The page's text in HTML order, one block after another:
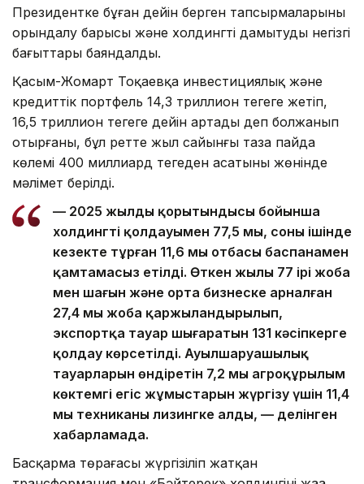
Президентке бұған дейін берген тапсырмаларының
орындалу барысы және холдингті дамытудың негізгі
бағыттары баяндалды.
Қасым-Жомарт Тоқаевқа инвестициялық және
кредиттік портфель 14,3 триллион теңгеге жетіп,
16,5 триллион теңгеге дейін артады деп болжанып
отырғаны, бұл ретте жыл сайынғы таза пайда
көлемі 400 миллиард теңгеден асатыны жөнінде
мәлімет берілді.
— 2025 жылдың қорытындысы бойынша
холдингтің қолдауымен 77,5 мың, соның ішінде
кезекте тұрған 11,6 мың отбасы баспанамен
қамтамасыз етілді. Өткен жылы 77 ірі жоба
мен шағын және орта бизнеске арналған
27,4 мың жоба қаржыландырылып,
экспортқа тауар шығаратын 131 кәсіпкерге
қолдау көрсетілді. Ауылшаруашылық
тауарларын өндіретін 7,2 мың агроқұрылым
көктемгі егіс жұмыстарын жүргізу үшін 11,4
мың техниканы лизингке алды, — делінген
хабарламада.
Басқарма төрағасы жүргізіліп жатқан